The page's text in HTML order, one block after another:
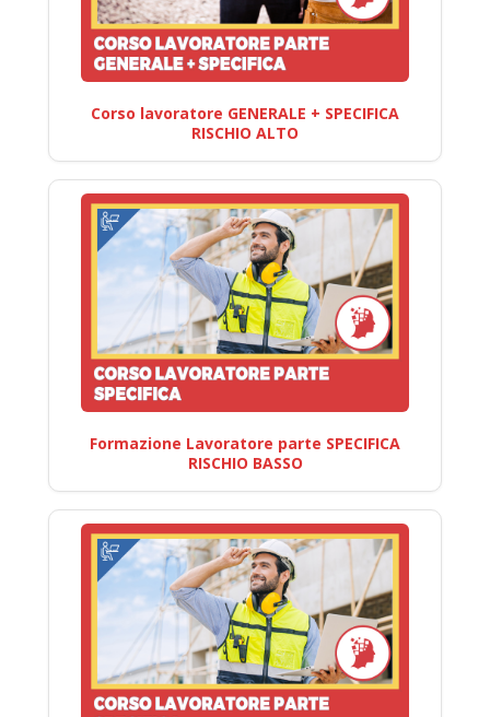
Corso lavoratore GENERALE + SPECIFICA
RISCHIO ALTO
Formazione Lavoratore parte SPECIFICA
RISCHIO BASSO